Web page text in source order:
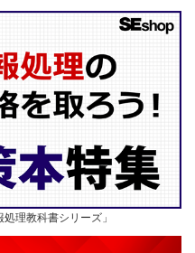
理教科書シリーズ」